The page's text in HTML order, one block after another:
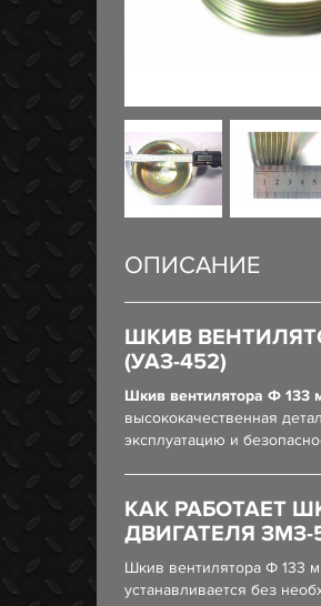
ОПИСАНИЕ
ШКИВ
(УАЗ-452)
Шкив вентилятора Ф 133
высококачественная
эксплуатацию и
КАК РАБОТАЕТ
ДВИГАТЕЛЯ ЗМЗ-
Шкив вентилятора Ф 133
устанавливается без